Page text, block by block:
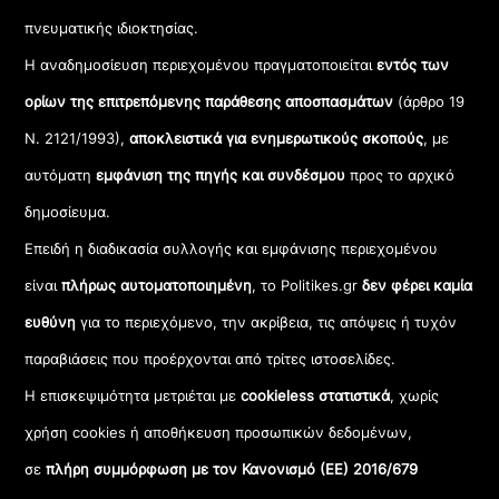
πνευματικής ιδιοκτησίας.
Η αναδημοσίευση περιεχομένου πραγματοποιείταιεντός των
ορίων της επιτρεπόμενης παράθεσης αποσπασμάτων (άρθρο 19
Ν. 2121/1993), αποκλειστικά για ενημερωτικούς σκοπούς, με
αυτόματηεμφάνιση της πηγής και συνδέσμου προς το αρχικό
δημοσίευμα.
Επειδή η διαδικασία συλλογής και εμφάνισης περιεχομένου
είναιπλήρως αυτοματοποιημένη, το Politikes.grδεν φέρει καμία
ευθύνη για το περιεχόμενο, την ακρίβεια, τις απόψεις ή τυχόν
παραβιάσεις που προέρχονται από τρίτες ιστοσελίδες.
Η επισκεψιμότητα μετριέται μεcookieless στατιστικά, χωρίς
χρήση cookies ή αποθήκευση προσωπικών δεδομένων,
σεπλήρη συμμόρφωση με τον Κανονισμό (ΕΕ) 2016/679